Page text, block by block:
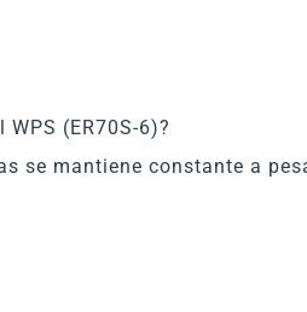
(ER70S-6)?
se mantiene constante a